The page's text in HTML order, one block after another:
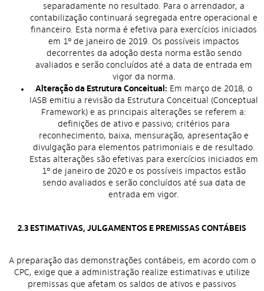
separadamente no resultado. Para o arrendador, a
contabilização continuará segregada entre operacional e
financeiro. Esta norma é efetiva para exercícios iniciados
em 1º de janeiro de 2019. Os possíveis impactos
decorrentes da adoção desta norma estão sendo
avaliados e serão concluídos até a data de entrada em
vigor da norma.
Alteração da Estrutura Conceitual: Em março de 2018, o
IASB emitiu a revisão da Estrutura Conceitual (Conceptual
Framework) e as principais alterações se referem a:
definições de ativo e passivo; critérios para
reconhecimento, baixa, mensuração, apresentação e
divulgação para elementos patrimoniais e de resultado.
Estas alterações são efetivas para exercícios iniciados em
1º de janeiro de 2020 e os possíveis impactos estão
sendo avaliados e serão concluídos até sua data de
entrada em vigor.
2.3 ESTIMATIVAS, JULGAMENTOS E PREMISSAS CONTÁBEIS
A preparação das demonstrações contábeis, em acordo com o
CPC, exige que a administração realize estimativas e utilize
premissas que afetam os saldos de ativos e passivos